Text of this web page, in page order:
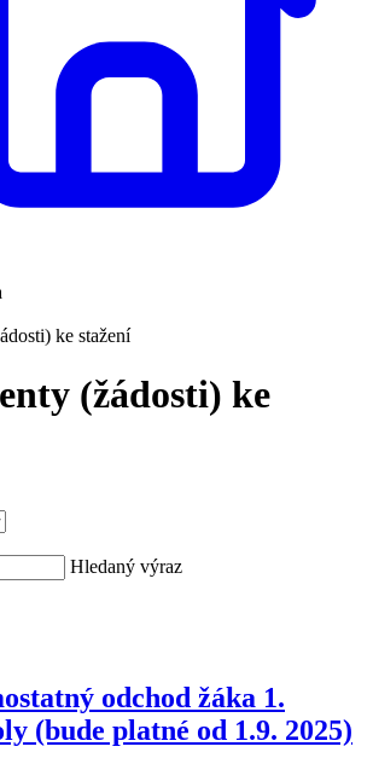
ke stažení
(žádosti) ke
Hledaný výraz
odchod žáka 1.
(bude platné od 1.9. 2025)